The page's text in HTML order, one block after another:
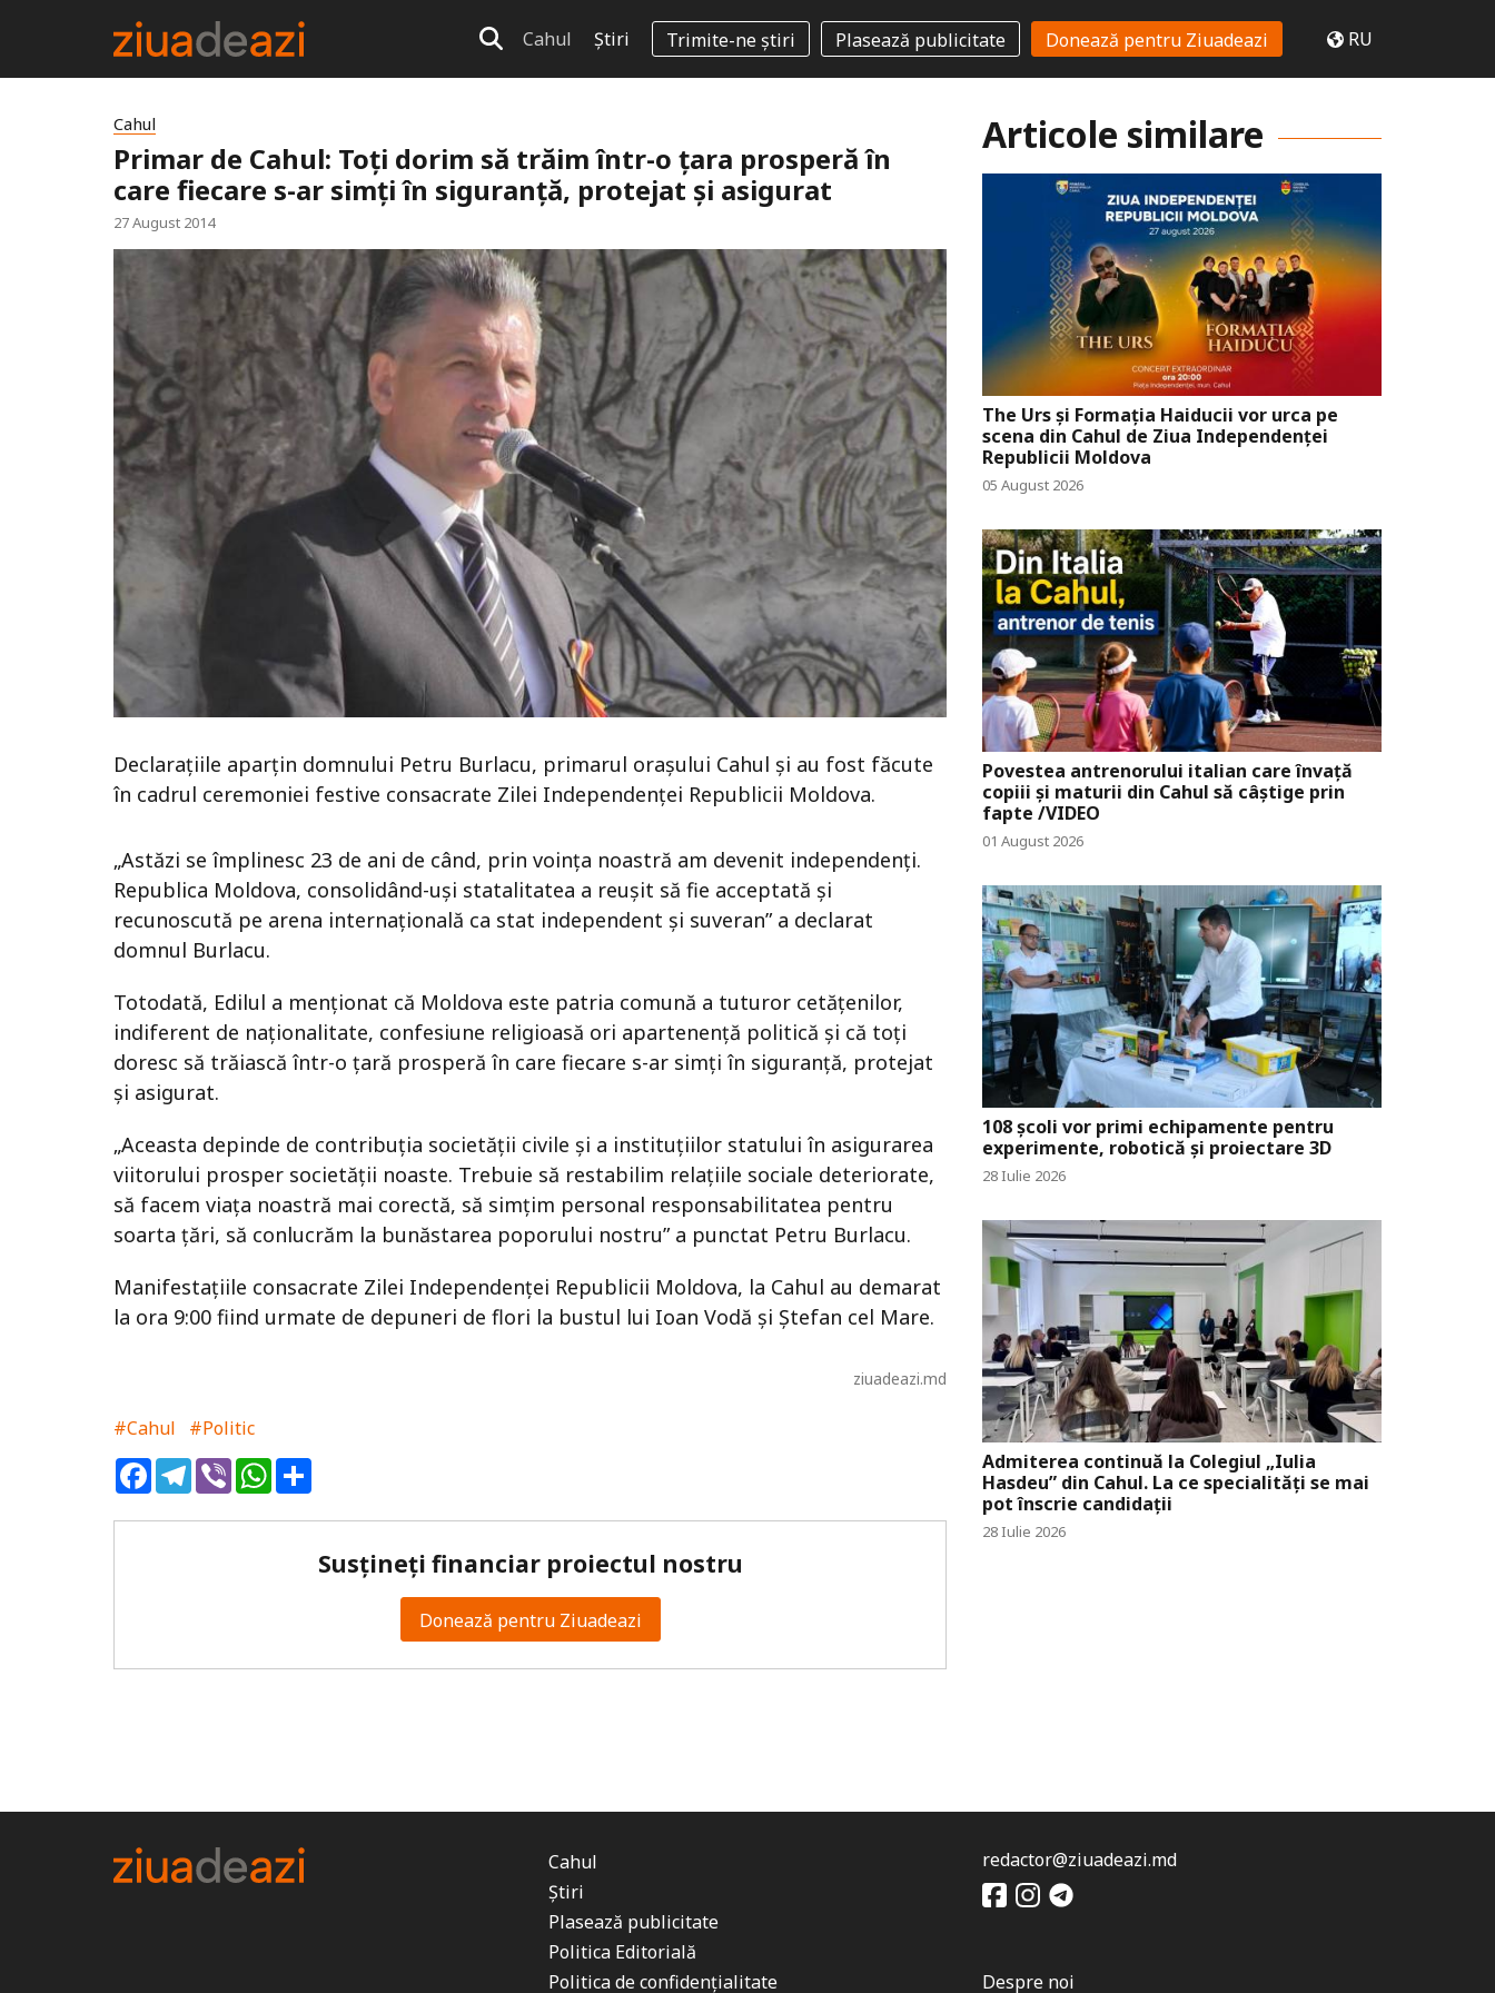
Cahul Știri Trimite-ne știri Plasează publicitate Donează pentru Ziuadeazi RU
Cahul
Primar de Cahul: Toţi dorim să trăim într-o ţara prosperă în
care fiecare s-ar simţi în siguranţă, protejat şi asigurat
27 August 2014
Declaraţiile aparţin domnului Petru Burlacu, primarul oraşului Cahul şi au fost făcute
în cadrul ceremoniei festive consacrate Zilei Independenţei Republicii Moldova.
„Astăzi se împlinesc 23 de ani de când, prin voinţa noastră am devenit independenţi.
Republica Moldova, consolidând-uşi statalitatea a reuşit să fie acceptată şi
recunoscută pe arena internaţională ca stat independent şi suveran” a declarat
domnul Burlacu.
Totodată, Edilul a menţionat că Moldova este patria comună a tuturor cetăţenilor,
indiferent de naţionalitate, confesiune religioasă ori apartenenţă politică şi că toţi
doresc să trăiască într-o ţară prosperă în care fiecare s-ar simţi în siguranţă, protejat
şi asigurat.
„Aceasta depinde de contribuţia societăţii civile şi a instituţiilor statului în asigurarea
viitorului prosper societăţii noaste. Trebuie să restabilim relaţiile sociale deteriorate,
să facem viaţa noastră mai corectă, să simţim personal responsabilitatea pentru
soarta ţări, să conlucrăm la bunăstarea poporului nostru” a punctat Petru Burlacu.
Manifestaţiile consacrate Zilei Independenţei Republicii Moldova, la Cahul au demarat
la ora 9:00 fiind urmate de depuneri de flori la bustul lui Ioan Vodă şi Ştefan cel Mare.
ziuadeazi.md
#Cahul
#Politic
FacebookTelegram
ViberWhatsApp
Susțineți financiar proiectul nostru
Donează pentru Ziuadeazi
Articole similare
The Urs și Formația Haiducii vor urca pe
scena din Cahul de Ziua Independenței
Republicii Moldova
05 August 2026
Povestea antrenorului italian care învață
copiii și maturii din Cahul să câștige prin
fapte /VIDEO
01 August 2026
108 școli vor primi echipamente pentru
experimente, robotică și proiectare 3D
28 Iulie 2026
Admiterea continuă la Colegiul „Iulia
Hasdeu” din Cahul. La ce specialități se mai
pot înscrie candidații
28 Iulie 2026
Cahul
Știri
Plasează publicitate
Politica Editorială
Politica de confidențialitate
redactor@ziuadeazi.md
Despre noi